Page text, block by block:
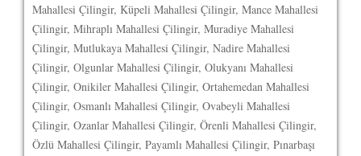
Mahallesi Çilingir, Küpeli Mahallesi Çilingir, Mance Mahallesi
Çilingir, Mihraplı Mahallesi Çilingir, Muradiye Mahallesi
Çilingir, Mutlukaya Mahallesi Çilingir, Nadire Mahallesi
Çilingir, Olgunlar Mahallesi Çilingir, Olukyanı Mahallesi
Çilingir, Onikiler Mahallesi Çilingir, Ortahemedan Mahallesi
Çilingir, Osmanlı Mahallesi Çilingir, Ovabeyli Mahallesi
Çilingir, Ozanlar Mahallesi Çilingir, Örenli Mahallesi Çilingir,
Özlü Mahallesi Çilingir, Payamlı Mahallesi Çilingir, Pınarbaşı